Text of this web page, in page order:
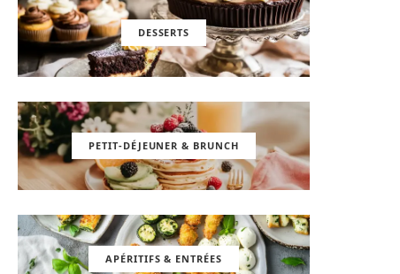
DESSERTS
PETIT-DÉJEUNER & BRUNCH
APÉRITIFS & ENTRÉES